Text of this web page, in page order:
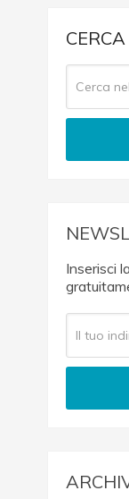
Inserisci